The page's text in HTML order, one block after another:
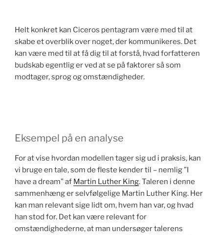
Helt konkret kan Ciceros pentagram være med til at
skabe et overblik over noget, der kommunikeres. Det
kan være med til at få dig til at forstå, hvad forfatteren
budskab egentlig er ved at se på faktorer så som
modtager, sprog og omstændigheder.
Eksempel på en analyse
For at vise hvordan modellen tager sig ud i praksis, kan
vi bruge en tale, som de fleste kender til – nemlig ”I
have a dream” af Martin Luther King. Taleren i denne
sammenhæng er selvfølgelige Martin Luther King. Her
kan man relevant sige lidt om, hvem han var, og hvad
han stod for. Det kan være relevant for
omstændighederne, at man undersøger talerens